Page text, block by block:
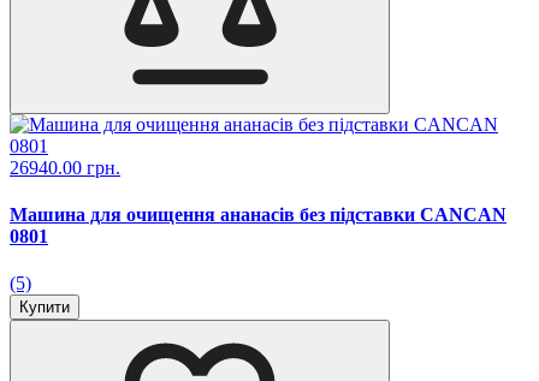
26940.00 грн.
Машина для очищення ананасів без підставки CANCAN
0801
(5)
Купити